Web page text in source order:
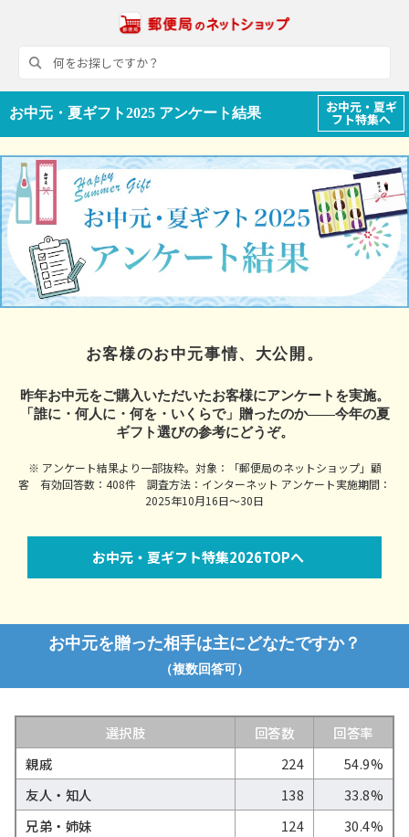
お中元・夏ギフト2025 アンケート結果 お中元・夏ギ
フト特集へ
お客様のお中元事情、大公開。
昨年お中元をご購入いただいたお客様にアンケートを実施。
「誰に・何人に・何を・いくらで」贈ったのか――今年の夏
ギフト選びの参考にどうぞ。
※ アンケート結果より一部抜粋。対象：「郵便局のネットショップ」顧
客 有効回答数：408件 調査方法：インターネット アンケート実施期間：
2025年10月16日～30日
お中元・夏ギフト特集2026TOPへ
お中元を贈った相手は主にどなたですか？
（複数回答可）
選択肢 回答数
回答率
親戚
224
54.9%
友人・知人
138
33.8%
兄弟・姉妹
124
30.4%